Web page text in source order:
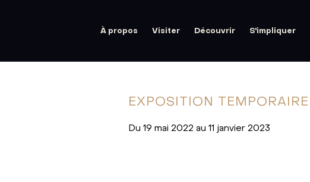
À propos Visiter Découvrir S'impliquer
EXPOSITION TEMPORAIRE
Du 19 mai 2022 au 11 janvier 2023